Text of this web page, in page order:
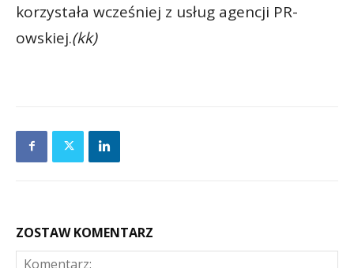
korzystała wcześniej z usług agencji PR-
owskiej.(kk)
ZOSTAW KOMENTARZ